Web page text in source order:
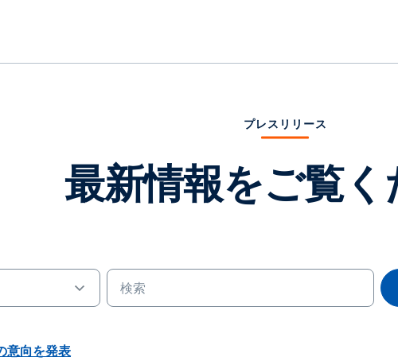
プレスリリース
最新情報をご覧
意向を発表